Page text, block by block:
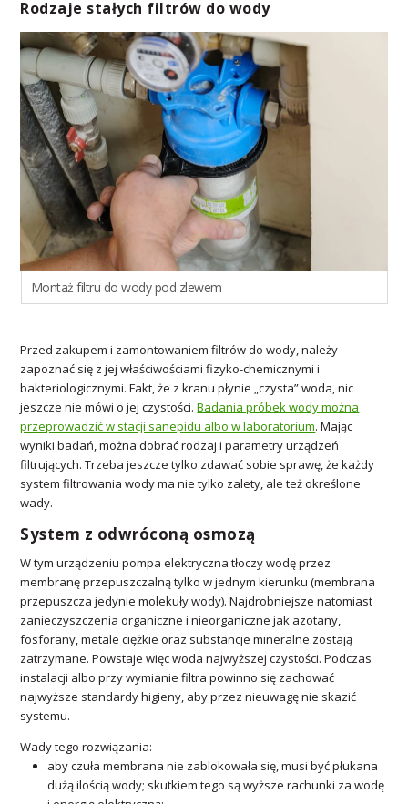
Rodzaje stałych filtrów do wody
Montaż filtru do wody pod zlewem
Przed zakupem i zamontowaniem filtrów do wody, należy
zapoznać się z jej właściwościami fizyko-chemicznymi i
bakteriologicznymi. Fakt, że z kranu płynie „czysta” woda, nic
jeszcze nie mówi o jej czystości.Badania próbek wody można
przeprowadzić w stacji sanepidu albo w laboratorium. Mając
wyniki badań, można dobrać rodzaj i parametry urządzeń
filtrujących. Trzeba jeszcze tylko zdawać sobie sprawę, że każdy
system filtrowania wody ma nie tylko zalety, ale też określone
wady.
System z odwróconą osmozą
W tym urządzeniu pompa elektryczna tłoczy wodę przez
membranę przepuszczalną tylko w jednym kierunku (membrana
przepuszcza jedynie molekuły wody). Najdrobniejsze natomiast
zanieczyszczenia organiczne i nieorganiczne jak azotany,
fosforany, metale ciężkie oraz substancje mineralne zostają
zatrzymane. Powstaje więc woda najwyższej czystości. Podczas
instalacji albo przy wymianie filtra powinno się zachować
najwyższe standardy higieny, aby przez nieuwagę nie skazić
systemu.
Wady tego rozwiązania:
aby czuła membrana nie zablokowała się, musi być płukana
dużą ilością wody; skutkiem tego są wyższe rachunki za wodę